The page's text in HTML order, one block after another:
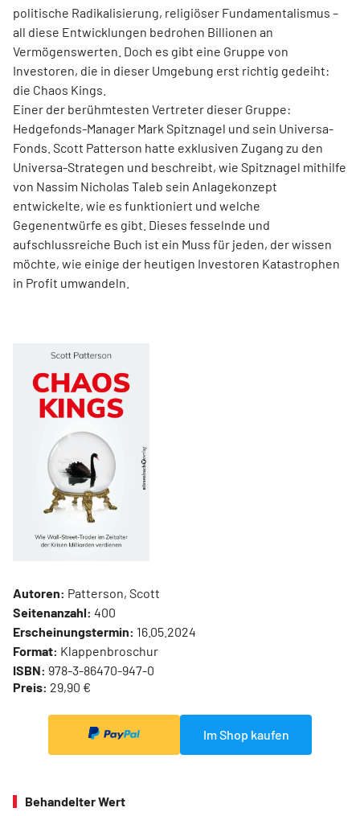
politische Radikalisierung, religiöser Fundamentalismus –
all diese Entwicklungen bedrohen Billionen an
Vermögenswerten. Doch es gibt eine Gruppe von
Investoren, die in dieser Umgebung erst richtig gedeiht:
die Chaos Kings.
Einer der berühmtesten Vertreter dieser Gruppe:
Hedgefonds-Manager Mark Spitznagel und sein Universa-
Fonds. Scott Patterson hatte exklusiven Zugang zu den
Universa-Strategen und beschreibt, wie Spitznagel mithilfe
von Nassim Nicholas Taleb sein Anlagekonzept
entwickelte, wie es funktioniert und welche
Gegenentwürfe es gibt. Dieses fesselnde und
aufschlussreiche Buch ist ein Muss für jeden, der wissen
möchte, wie einige der heutigen Investoren Katastrophen
in Profit umwandeln.
Autoren: Patterson, Scott
Seitenanzahl: 400
Erscheinungstermin: 16.05.2024
Format: Klappenbroschur
ISBN: 978-3-86470-947-0
Preis: 29,90 €
Im Shop kaufen
Behandelter Wert